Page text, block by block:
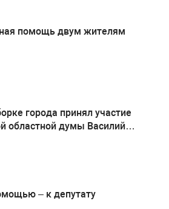
помощь двум жителям
города принял участие
областной думы Василий
– к депутату